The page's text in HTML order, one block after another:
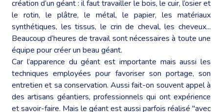
création d’un géant : il faut travailler le bois, le cuir, l’osier et
le rotin, le plâtre, le métal, le papier, les matériaux
synthétiques, les tissus, le crin de cheval, les cheveux...
Beaucoup d’heures de travail sont nécessaires à toute une
équipe pour créer un beau géant.
Car l’apparence du géant est importante mais aussi les
techniques employées pour favoriser son portage, son
entretien et sa conservation. Aussi fait-on souvent appel à
des artisans géantiers, professionnels qui ont expérience
et savoir-faire. Mais le géant est aussi parfois réalisé "avec